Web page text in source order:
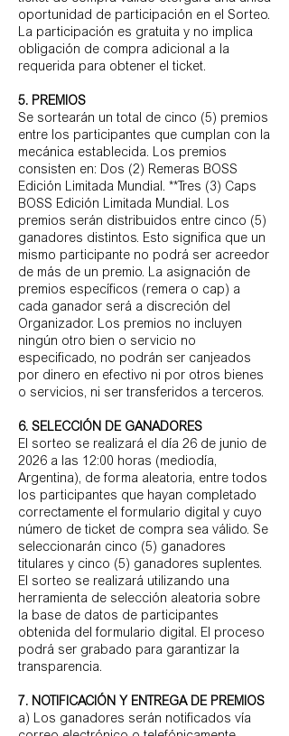
oportunidad de participación en el Sorteo.
La participación es gratuita y no implica
obligación de compra adicional a la
requerida para obtener el ticket.
5. PREMIOS
Se sortearán un total de cinco (5) premios
entre los participantes que cumplan con la
mecánica establecida. Los premios
consisten en: Dos (2) Remeras BOSS
Edición Limitada Mundial. **Tres (3) Caps
BOSS Edición Limitada Mundial. Los
premios serán distribuidos entre cinco (5)
ganadores distintos. Esto significa que un
mismo participante no podrá ser acreedor
de más de un premio. La asignación de
premios específicos (remera o cap) a
cada ganador será a discreción del
Organizador. Los premios no incluyen
ningún otro bien o servicio no
especificado, no podrán ser canjeados
por dinero en efectivo ni por otros bienes
o servicios, ni ser transferidos a terceros.
6. SELECCIÓN DE GANADORES
El sorteo se realizará el día 26 de junio de
2026 a las 12:00 horas (mediodía,
Argentina), de forma aleatoria, entre todos
los participantes que hayan completado
correctamente el formulario digital y cuyo
número de ticket de compra sea válido. Se
seleccionarán cinco (5) ganadores
titulares y cinco (5) ganadores suplentes.
El sorteo se realizará utilizando una
herramienta de selección aleatoria sobre
la base de datos de participantes
obtenida del formulario digital. El proceso
podrá ser grabado para garantizar la
transparencia.
7. NOTIFICACIÓN Y ENTREGA DE PREMIOS
a) Los ganadores serán notificados vía